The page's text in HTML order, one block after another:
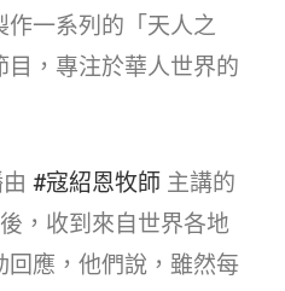
作一系列的「天人之
目，專注於華人世界的
#寇紹恩牧師​ 主講的
，收到來自世界各地
回應，他們說，雖然每